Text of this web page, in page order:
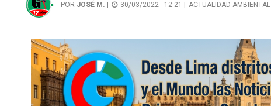
POR JOSÉ M. 30/03/2022 - 12:21 | ACTUALIDAD AMBIENTAL